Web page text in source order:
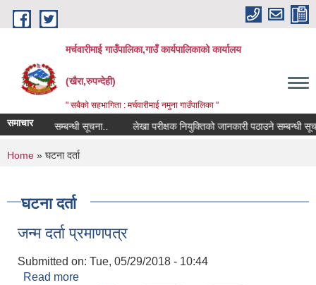
Skip to main content
मर्चवारीमाई गाउँपालिका,गाउँ कार्यपालिकाको कार्यालय
(खैरा,रुपन्देही)
" सबैको सहभागिता : मर्चवारीमाई नमुना गाउँपालिका "
समाचार
विवरण सम्बन्धी सूचना.. लेखा परीक्षक नियुक्तिको जानकारी पठाउने सम्बन्धी सूचना
You are here
Home » घटना दर्ता
घटना दर्ता
जन्म दर्ता प्रमाणपत्र
Submitted on: Tue, 05/29/2018 - 10:44
Read more